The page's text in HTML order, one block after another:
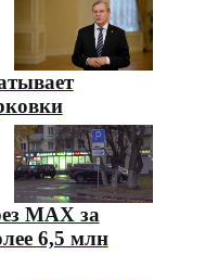
MAX за
6,5 млн